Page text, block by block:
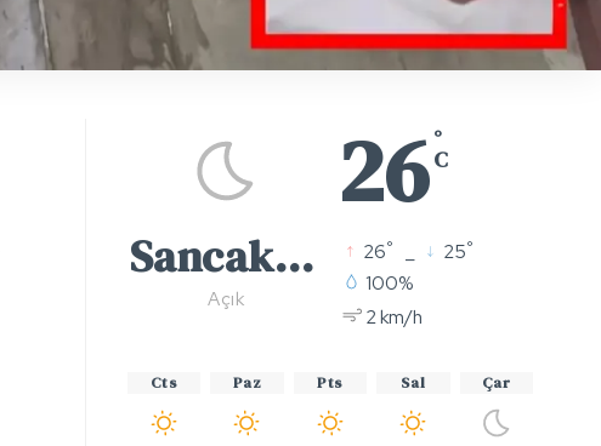
26 °
C
Sancaktepe
Açık
26° 25°
100%
2 km/h
Cts Paz Pts Sal Çar